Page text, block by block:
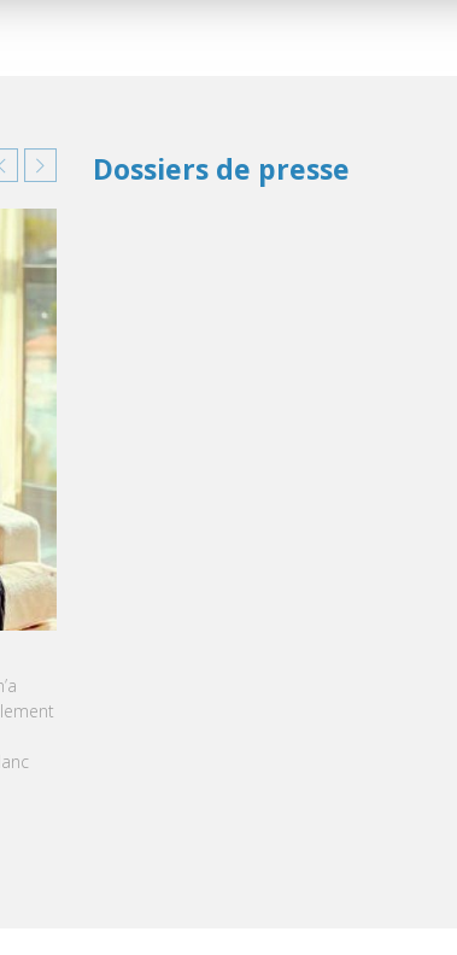
OPÉRATIONNELS ET PRÊTS À L'EMPLOI DÈS LA FIN DE
LEUR CURSUS
et la préparation exceptionnelle des étudiants de
Dossiers de presse